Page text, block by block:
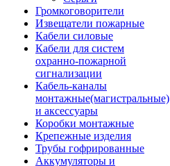
Громкоговорители
Извещатели пожарные
Кабели силовые
Кабели для систем
охранно-пожарной
сигнализации
Кабель-каналы
монтажные(магистральные)
и аксессуары
Коробки монтажные
Крепежные изделия
Трубы гофрированные
Аккумуляторы и